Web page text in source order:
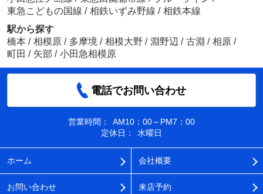
東急こどもの国線 / 相鉄いずみ野線 / 相鉄本線
駅から探す
橋本 / 相模原 / 多摩境 / 相模大野 / 淵野辺 / 古淵 / 相原 /
町田 / 矢部 / 小田急相模原
電話でお問い合わせ
営業時間：
AM10：00～PM7：00
定休日：
水曜日
ホーム 会社概要
お問い合わせ 来店予約